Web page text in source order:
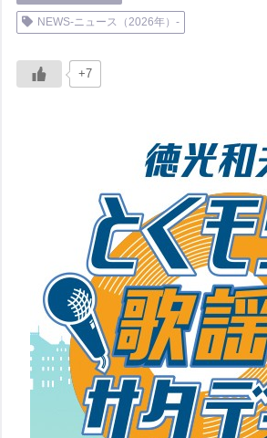
NEWS-ニュース（2026年）-
+7